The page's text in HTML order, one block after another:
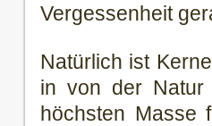
Vergessenheit
Natürlich ist
in von der Natur
höchsten Masse